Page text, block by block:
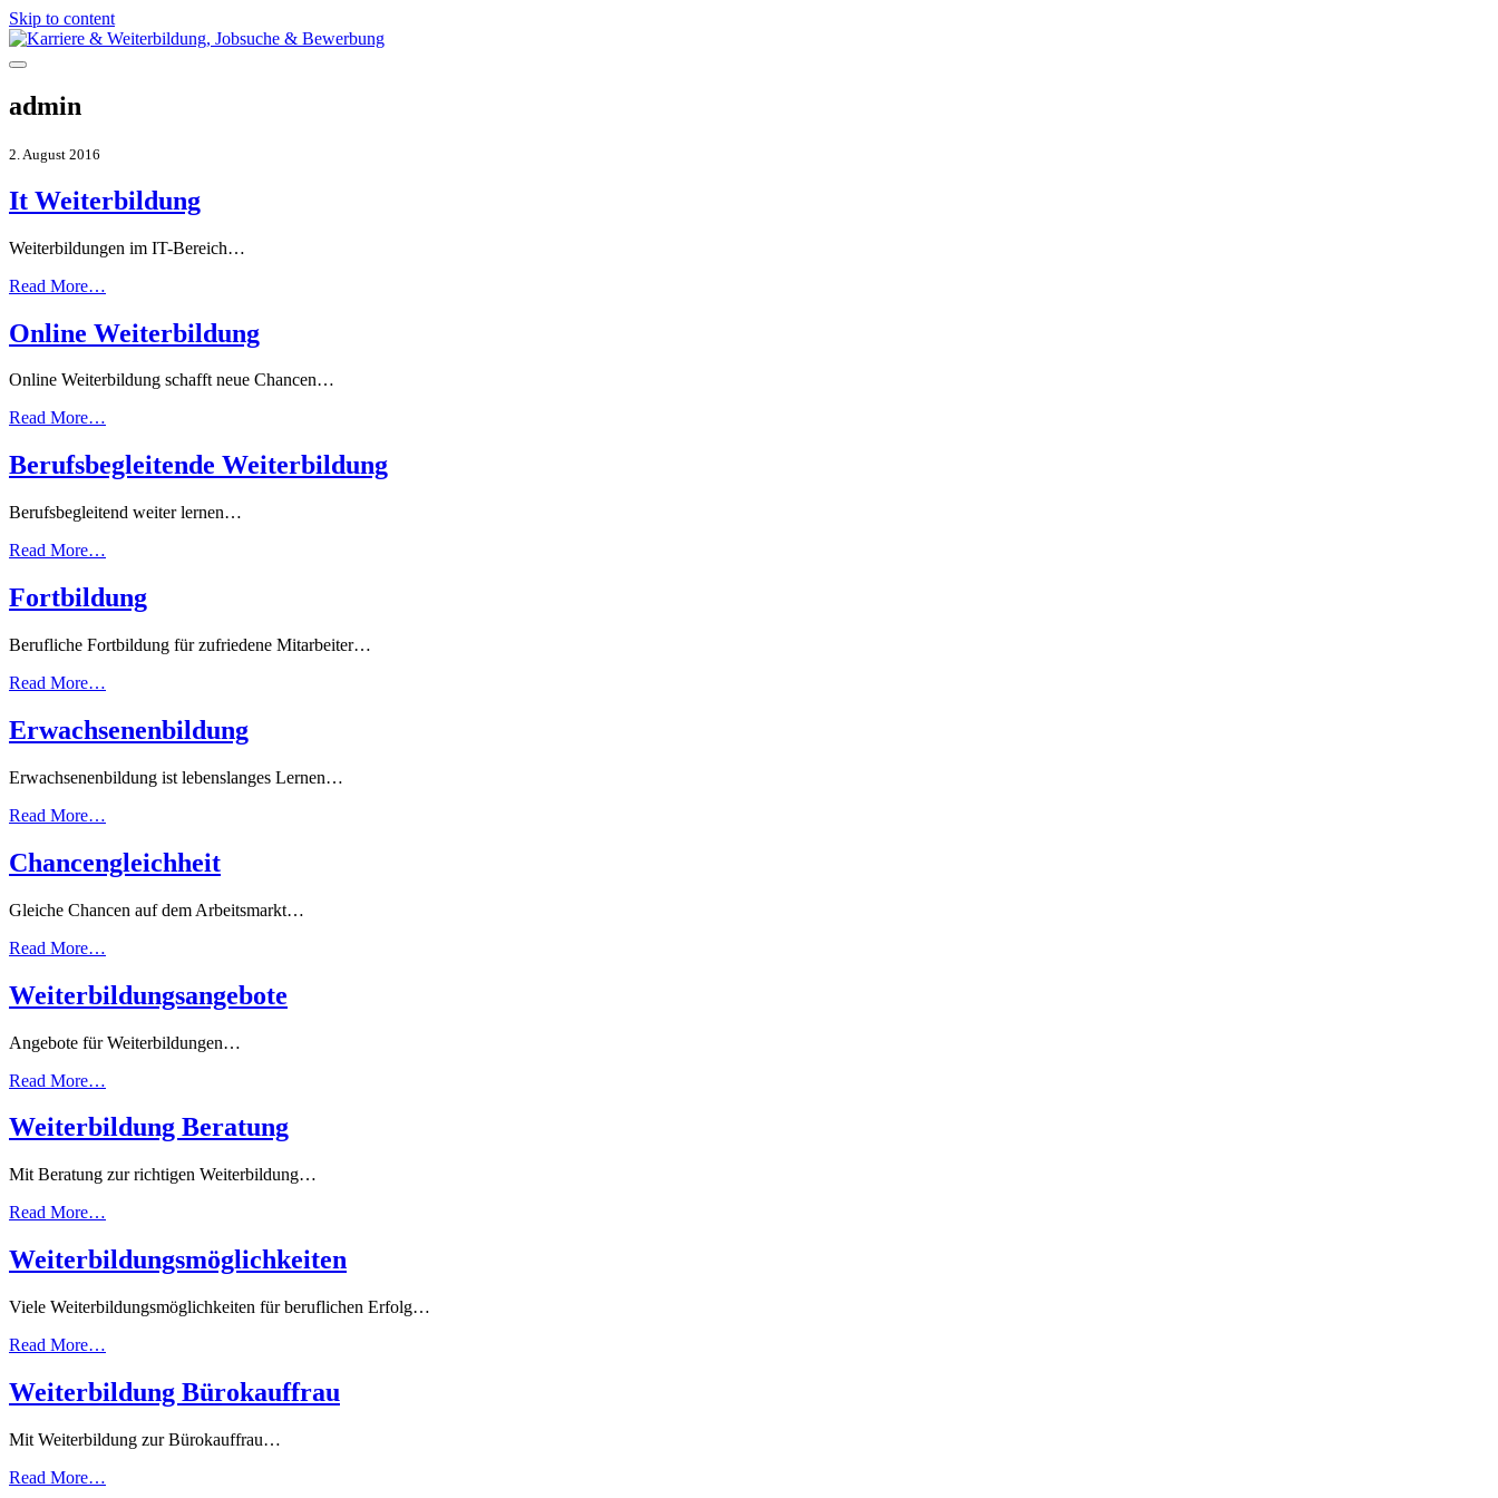
Skip to content
admin
2. August 2016
It Weiterbildung
Weiterbildungen im IT-Bereich…
Read More…
Online Weiterbildung
Online Weiterbildung schafft neue Chancen…
Read More…
Berufsbegleitende Weiterbildung
Berufsbegleitend weiter lernen…
Read More…
Fortbildung
Berufliche Fortbildung für zufriedene Mitarbeiter…
Read More…
Erwachsenenbildung
Erwachsenenbildung ist lebenslanges Lernen…
Read More…
Chancengleichheit
Gleiche Chancen auf dem Arbeitsmarkt…
Read More…
Weiterbildungsangebote
Angebote für Weiterbildungen…
Read More…
Weiterbildung Beratung
Mit Beratung zur richtigen Weiterbildung…
Read More…
Weiterbildungsmöglichkeiten
Viele Weiterbildungsmöglichkeiten für beruflichen Erfolg…
Read More…
Weiterbildung Bürokauffrau
Mit Weiterbildung zur Bürokauffrau…
Read More…